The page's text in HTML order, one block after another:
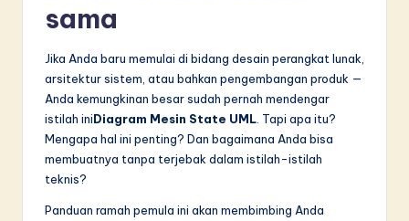
&
o
w
sama
Jika Anda baru memulai di bidang desain perangkat lunak,
arsitektur sistem, atau bahkan pengembangan produk —
Anda kemungkinan besar sudah pernah mendengar
istilah iniDiagram Mesin State UML . Tapi apa itu?
Mengapa hal ini penting? Dan bagaimana Anda bisa
membuatnya tanpa terjebak dalam istilah-istilah
teknis?
Panduan ramah pemula ini akan membimbing Anda